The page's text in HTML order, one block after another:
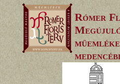
to
content
Rómer